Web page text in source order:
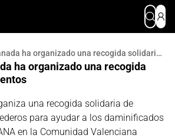
El Coviran Granada ha organizado una recogida solidaria de alimentos
ha organizado una recogida
una recogida solidaria de
para ayudar a los daminificados
en la Comunidad Valenciana